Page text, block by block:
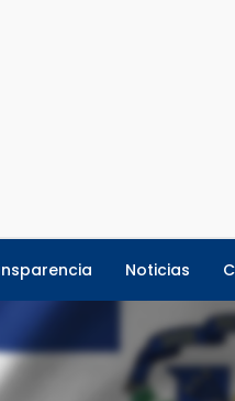
Noticias